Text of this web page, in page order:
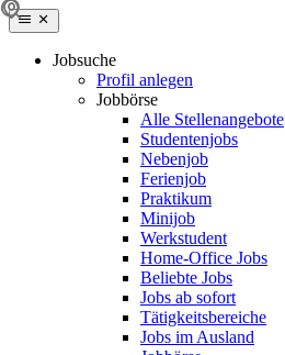
Jobsuche
Profil anlegen
Jobbörse
Alle Stellenangebote
Studentenjobs
Nebenjob
Ferienjob
Praktikum
Minijob
Werkstudent
Home-Office Jobs
Beliebte Jobs
Jobs ab sofort
Tätigkeitsbereiche
Jobs im Ausland